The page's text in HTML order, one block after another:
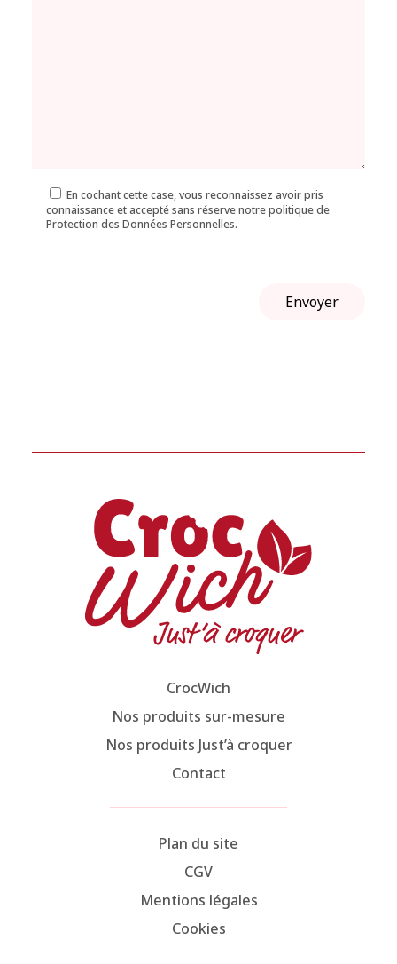
En cochant cette case, vous reconnaissez avoir pris
connaissance et accepté sans réserve notre politique de
Protection des Données Personnelles.
CrocWich
Nos produits sur-mesure
Nos produits Just’à croquer
Contact
Plan du site
CGV
Mentions légales
Cookies